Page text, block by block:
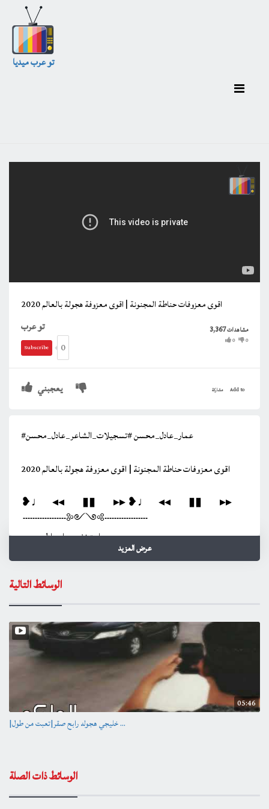
تو عرب ميديا
اقوى معزوفات حناطة المجنونة | اقوى معزوفة هجولة بالعالم 2020
تو عرب
Subscribe 0
3,367مشاهدات
0 0
يعجبني Add to مشاركة
#عمار_عادل_محسن #تسجيلات_الشاعر_عادل_محسن
اقوى معزوفات حناطة المجنونة | اقوى معزوفة هجولة بالعالم 2020
‏❥♩⠀◂◂⠀⠀▮▮⠀⠀▸▸ ❥♩⠀◂◂⠀⠀▮▮⠀⠀▸▸
‏ ┄┄┄┄┄┄༻༺┄┄┄┄┄┄⠀
ماسترنغ : عمار عادل محسن
الهندسة الصوتية : وشاحة دي جي
حــصرياً فــي تــسجــيلات الــشاعــر عـــادل مــحـســـن
شارع فلسطين - تقاطع النخلة - عمارة كوفي المايسترو ( نشأت أكرم )
•
للــــتواصــــل مــــعــــنـــا :
عمار عادل محسن
07707123000
facebook : adel.records
facebook : ammaradelmuhsen
snapchat : ammar_radio1989
عرض المزيد
الوسائط التالية
05:46
|خليجي هجوله رابح صقر|تعبت من طول ...
الوسائط ذات الصلة